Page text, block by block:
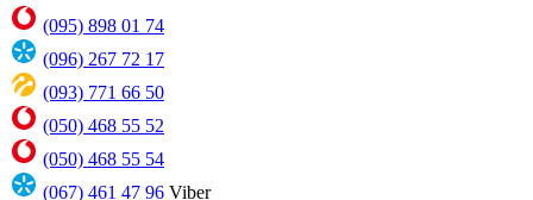
(095) 898 01 74
(096) 267 72 17
(093) 771 66 50
(050) 468 55 52
(050) 468 55 54
(067) 461 47 96 Viber